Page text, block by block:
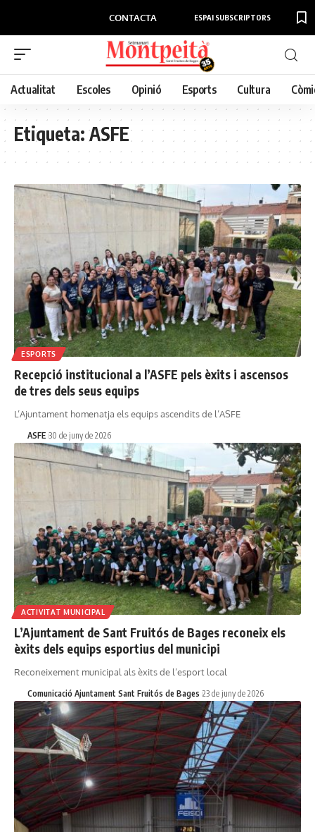
CONTACTA ESPAI SUBSCRIPTORS
Actualitat Escoles Opinió Esports Cultura
Etiqueta:ASFE
ESPORTS
Recepció institucional a l’ASFE pels èxits i ascensos
de tres dels seus equips
L’Ajuntament homenatja els equips ascendits de l’ASFE
ASFE 30 de juny de 2026
ACTIVITAT MUNICIPAL
L’Ajuntament de Sant Fruitós de Bages reconeix els
èxits dels equips esportius del municipi
Reconeixement municipal als èxits de l’esport local
Comunicació Ajuntament Sant Fruitós de Bages 23 de juny de 2026